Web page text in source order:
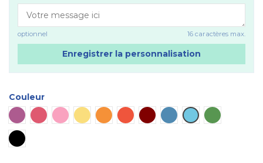
optionnel 16 caractères max.
Enregistrer la personnalisation
Couleur
Violet
Rose vifRose Jaune OrangeRouge MarronBleu Bleu cielVert
Noir